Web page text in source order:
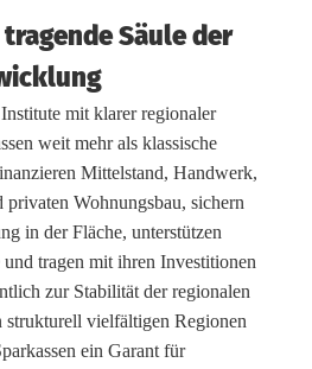
Säule der
mit klarer regionaler
weit mehr als klassische
Mittelstand, Handwerk,
Wohnungsbau, sichern
in der Fläche, unterstützen
tragen mit ihren Investitionen
zur Stabilität der regionalen
strukturell vielfältigen Regionen
ein Garant für